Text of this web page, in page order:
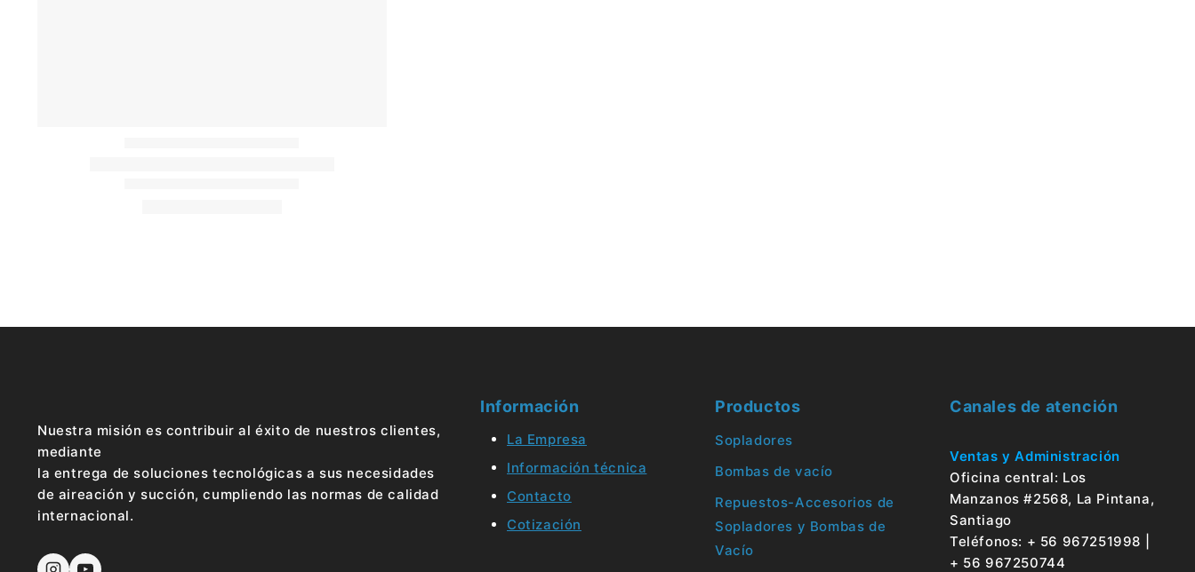
Nuestra misión es contribuir al éxito de nuestros clientes,
mediante
la entrega de soluciones tecnológicas a sus necesidades
de aireación y succión, cumpliendo las normas de calidad
internacional.
Información
La Empresa
Información técnica
Contacto
Cotización
Productos
Sopladores
Bombas de vacío
Repuestos-Accesorios de
Sopladores y Bombas de
Vacío
Canales de atención
Ventas y Administración
Oficina central: Los
Manzanos #2568, La Pintana,
Santiago
Teléfonos: + 56 967251998 |
+ 56 967250744